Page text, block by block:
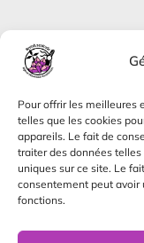
Pour offrir les meilleures
telles que les cookies
appareils. Le fait de
traiter des données
uniques sur ce site. Le
consentement peut
fonctions.
Abonnez-vous
spéciales
tout moment.